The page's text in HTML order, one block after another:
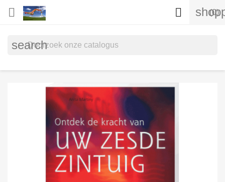
 (0)

search